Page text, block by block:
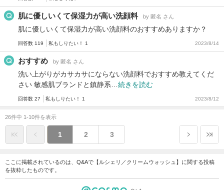
肌に優しいくて保湿力が高い洗顔料 by 匿名 さん
肌に優しいくて保湿力が高い洗顔料のおすすめありますか？
回答数 119 私もしりたい！ 1 2023/8/14
おすすめ by 匿名 さん
洗い上がりがカサカサにならない洗顔料でおすすめ教えてくだ
さい 敏感肌ブランドと鎮静系… 続きを読む
回答数 27 私もしりたい！ 1 2023/8/12
26件中 1-10件を表示
1 2 3
ここに掲載されているのは、Q&Aで【ルシェリ／クリームウォッシュ】に関する投稿
を抜粋したものです。